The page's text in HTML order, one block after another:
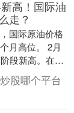
高！国际油
走？
国际原油价格
月高位。 2月
段新高。在前
上，布伦特原
股哪个平台